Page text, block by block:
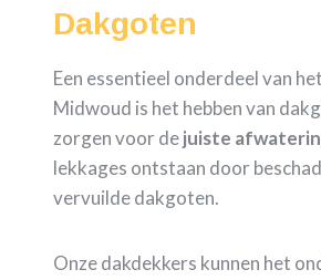
Dakgoten
Een essentieel onderdeel van
Midwoud is het hebben van
zorgen voor dejuiste
lekkages ontstaan door
vervuilde dakgoten.
Onze dakdekkers kunnen het